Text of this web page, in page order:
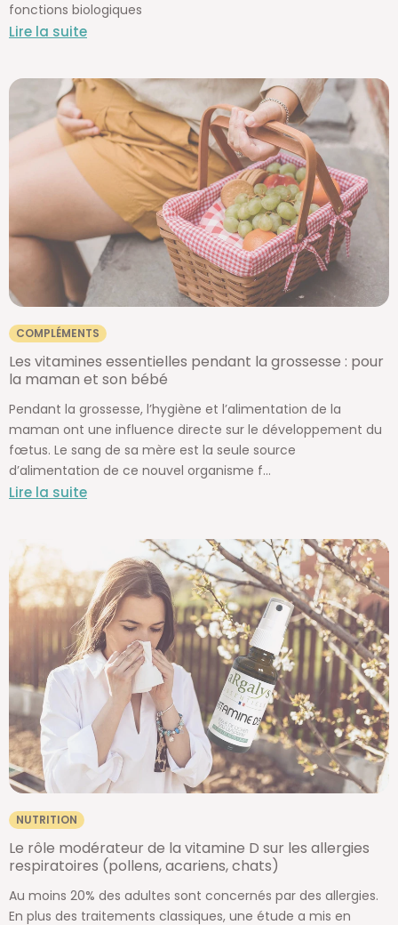
fonctions biologiques
Lire la suite
COMPLÉMENTS
Les vitamines essentielles pendant la grossesse : pour
la maman et son bébé
Pendant la grossesse, l’hygiène et l’alimentation de la
maman ont une influence directe sur le développement du
fœtus. Le sang de sa mère est la seule source
d’alimentation de ce nouvel organisme f...
Lire la suite
NUTRITION
Le rôle modérateur de la vitamine D sur les allergies
respiratoires (pollens, acariens, chats)
Au moins 20% des adultes sont concernés par des allergies.
En plus des traitements classiques, une étude a mis en